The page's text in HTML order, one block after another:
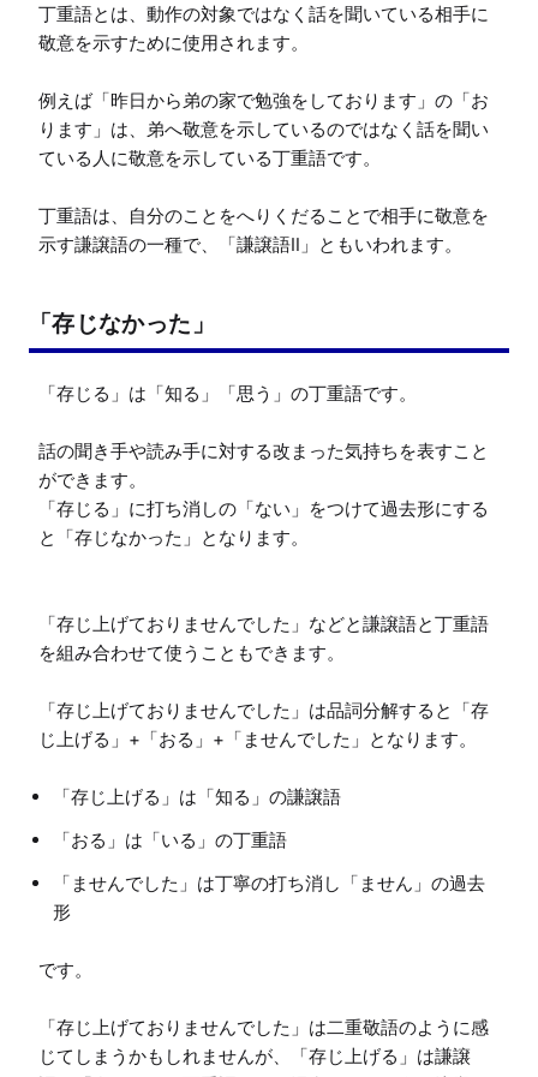
丁重語とは、動作の対象ではなく話を聞いている相手に
敬意を示すために使用されます。
例えば「昨日から弟の家で勉強をしております」の「お
ります」は、弟へ敬意を示しているのではなく話を聞い
ている人に敬意を示している丁重語です。
丁重語は、自分のことをへりくだることで相手に敬意を
示す謙譲語の一種で、「謙譲語Ⅱ」ともいわれます。
「存じなかった」
「存じる」は「知る」「思う」の丁重語です。
話の聞き手や読み手に対する改まった気持ちを表すこと
ができます。
「存じる」に打ち消しの「ない」をつけて過去形にする
と「存じなかった」となります。
「存じ上げておりませんでした」などと謙譲語と丁重語
を組み合わせて使うこともできます。
「存じ上げておりませんでした」は品詞分解すると「存
「存じ上げる」は「知る」の謙譲語
「おる」は「いる」の丁重語
「ませんでした」は丁寧の打ち消し「ません」の過去
形
です。
「存じ上げておりませんでした」は二重敬語のように感
じてしまうかもしれませんが、「存じ上げる」は謙譲